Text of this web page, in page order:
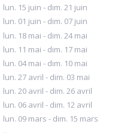
lun. 15 juin - dim. 21 juin
lun. 01 juin - dim. 07 juin
lun. 18 mai - dim. 24 mai
lun. 11 mai - dim. 17 mai
lun. 04 mai - dim. 10 mai
lun. 27 avril - dim. 03 mai
lun. 20 avril - dim. 26 avril
lun. 06 avril - dim. 12 avril
lun. 09 mars - dim. 15 mars